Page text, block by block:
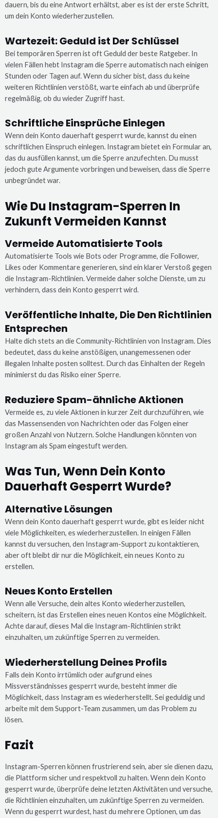
dauern, bis du eine Antwort erhältst, aber es ist der erste Schritt,
um dein Konto wiederherzustellen.
Wartezeit: Geduld ist Der Schlüssel
Bei temporären Sperren ist oft Geduld der beste Ratgeber. In
vielen Fällen hebt Instagram die Sperre automatisch nach einigen
Stunden oder Tagen auf. Wenn du sicher bist, dass du keine
weiteren Richtlinien verstößt, warte einfach ab und überprüfe
regelmäßig, ob du wieder Zugriff hast.
Schriftliche Einsprüche Einlegen
Wenn dein Konto dauerhaft gesperrt wurde, kannst du einen
schriftlichen Einspruch einlegen. Instagram bietet ein Formular an,
das du ausfüllen kannst, um die Sperre anzufechten. Du musst
jedoch gute Argumente vorbringen und beweisen, dass die Sperre
unbegründet war.
Wie Du Instagram-Sperren In
Zukunft Vermeiden Kannst
Vermeide Automatisierte Tools
Automatisierte Tools wie Bots oder Programme, die Follower,
Likes oder Kommentare generieren, sind ein klarer Verstoß gegen
die Instagram-Richtlinien. Vermeide daher solche Dienste, um zu
verhindern, dass dein Konto gesperrt wird.
Veröffentliche Inhalte, Die Den Richtlinien
Entsprechen
Halte dich stets an die Community-Richtlinien von Instagram. Dies
bedeutet, dass du keine anstößigen, unangemessenen oder
illegalen Inhalte posten solltest. Durch das Einhalten der Regeln
minimierst du das Risiko einer Sperre.
Reduziere Spam-ähnliche Aktionen
Vermeide es, zu viele Aktionen in kurzer Zeit durchzuführen, wie
das Massensenden von Nachrichten oder das Folgen einer
großen Anzahl von Nutzern. Solche Handlungen könnten von
Instagram als Spam eingestuft werden.
Was Tun, Wenn Dein Konto
Dauerhaft Gesperrt Wurde?
Alternative Lösungen
Wenn dein Konto dauerhaft gesperrt wurde, gibt es leider nicht
viele Möglichkeiten, es wiederherzustellen. In einigen Fällen
kannst du versuchen, den Instagram-Support zu kontaktieren,
aber oft bleibt dir nur die Möglichkeit, ein neues Konto zu
erstellen.
Neues Konto Erstellen
Wenn alle Versuche, dein altes Konto wiederherzustellen,
scheitern, ist das Erstellen eines neuen Kontos eine Möglichkeit.
Achte darauf, dieses Mal die Instagram-Richtlinien strikt
einzuhalten, um zukünftige Sperren zu vermeiden.
Wiederherstellung Deines Profils
Falls dein Konto irrtümlich oder aufgrund eines
Missverständnisses gesperrt wurde, besteht immer die
Möglichkeit, dass Instagram es wiederherstellt. Sei geduldig und
arbeite mit dem Support-Team zusammen, um das Problem zu
lösen.
Fazit
Instagram-Sperren können frustrierend sein, aber sie dienen dazu,
die Plattform sicher und respektvoll zu halten. Wenn dein Konto
gesperrt wurde, überprüfe deine letzten Aktivitäten und versuche,
die Richtlinien einzuhalten, um zukünftige Sperren zu vermeiden.
Wenn du gesperrt wurdest, hast du mehrere Optionen, um das